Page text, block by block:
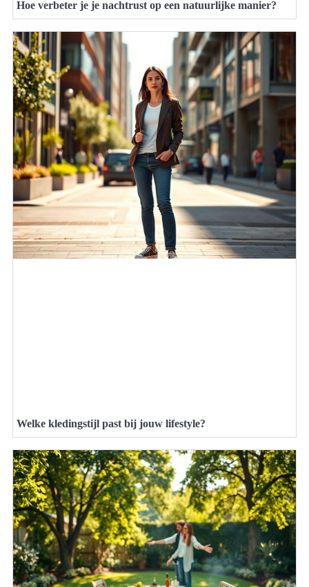
Hoe verbeter je je nachtrust op een natuurlijke manier?
Welke kledingstijl past bij jouw lifestyle?